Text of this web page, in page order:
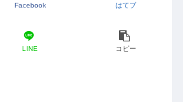
Facebook はてブ
LINE コピー